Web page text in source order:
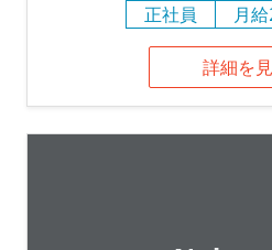
正社員
月
詳細を